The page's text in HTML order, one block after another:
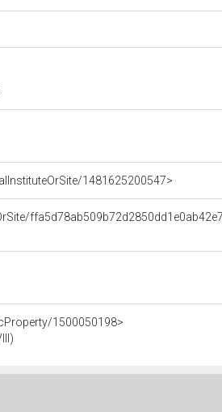
1481625200547>
1500050198>